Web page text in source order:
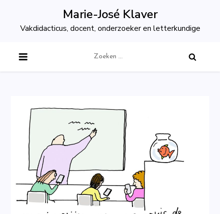
content
Marie-José Klaver
Vakdidacticus, docent, onderzoeker en letterkundige
naar: